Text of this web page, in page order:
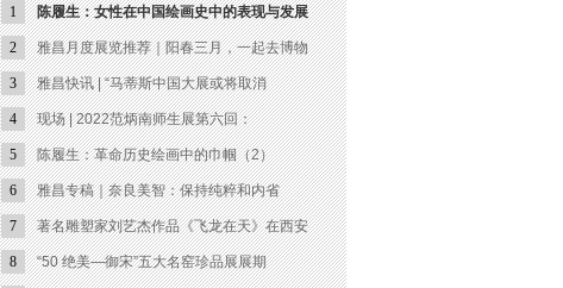
1 陈履生：女性在中国绘画史中的表现与发展
2 雅昌月度展览推荐｜阳春三月，一起去博物
3 雅昌快讯 | “马蒂斯中国大展或将取消
4 现场 | 2022范炳南师生展第六回：
5 陈履生：革命历史绘画中的巾帼（2）
6 雅昌专稿｜奈良美智：保持纯粹和内省
7 著名雕塑家刘艺杰作品《飞龙在天》在西安
8 “50 绝美—御宋”五大名窑珍品展展期